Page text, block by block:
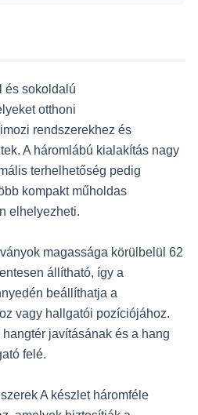
és sokoldalú
otthoni
rendszerekhez és
A háromlábú kialakítás nagy
terhelhetőség pedig
kompakt műholdas
elhelyezheti.
magassága körülbelül 62
állítható, így a
beállíthatja a
vagy hallgatói pozíciójához.
javításának és a hang
felé.
A készlet háromféle